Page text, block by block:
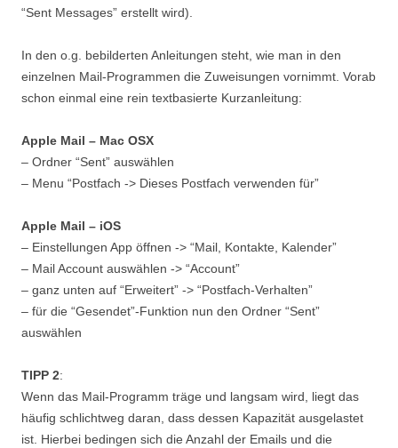
“Sent Messages” erstellt wird).
In den o.g. bebilderten Anleitungen steht, wie man in den
einzelnen Mail-Programmen die Zuweisungen vornimmt. Vorab
schon einmal eine rein textbasierte Kurzanleitung:
Apple Mail – Mac OSX
– Ordner “Sent” auswählen
– Menu “Postfach -> Dieses Postfach verwenden für”
Apple Mail – iOS
– Einstellungen App öffnen -> “Mail, Kontakte, Kalender”
– Mail Account auswählen -> “Account”
– ganz unten auf “Erweitert” -> “Postfach-Verhalten”
– für die “Gesendet”-Funktion nun den Ordner “Sent”
auswählen
TIPP 2:
Wenn das Mail-Programm träge und langsam wird, liegt das
häufig schlichtweg daran, dass dessen Kapazität ausgelastet
ist. Hierbei bedingen sich die Anzahl der Emails und die